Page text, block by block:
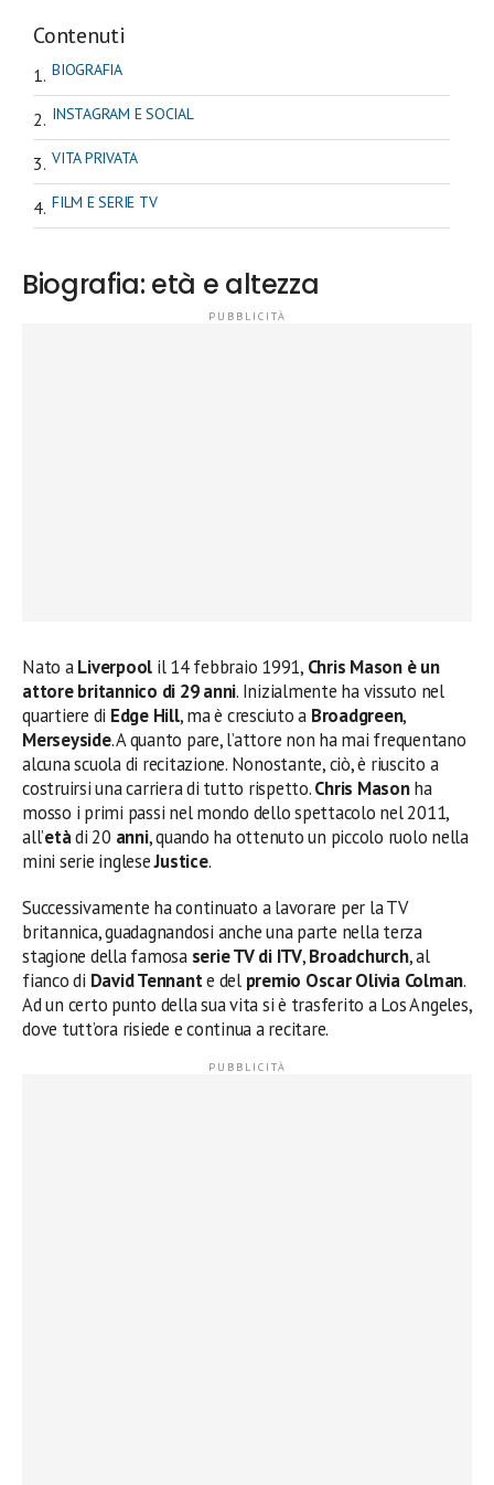
Contenuti
BIOGRAFIA
INSTAGRAM E SOCIAL
VITA PRIVATA
FILM E SERIE TV
Biografia: età e altezza
Nato aLiverpool il 14 febbraio 1991, Chris Mason è un
attore britannico di 29 anni. Inizialmente ha vissuto nel
quartiere di Edge Hill, ma è cresciuto a Broadgreen,
Merseyside. A quanto pare, l’attore non ha mai frequentano
alcuna scuola di recitazione. Nonostante, ciò, è riuscito a
costruirsi una carriera di tutto rispetto.Chris Masonha
mosso i primi passi nel mondo dello spettacolo nel 2011,
all’etàdi 20 anni, quando ha ottenuto un piccolo ruolo nella
mini serie ingleseJustice.
Successivamente ha continuato a lavorare per la TV
britannica, guadagnandosi anche una parte nella terza
stagione della famosa serie TV di ITV,Broadchurch, al
fianco di David Tennante del premio Oscar Olivia Colman.
Ad un certo punto della sua vita si è trasferito a Los Angeles,
dove tutt’ora risiede e continua a recitare.